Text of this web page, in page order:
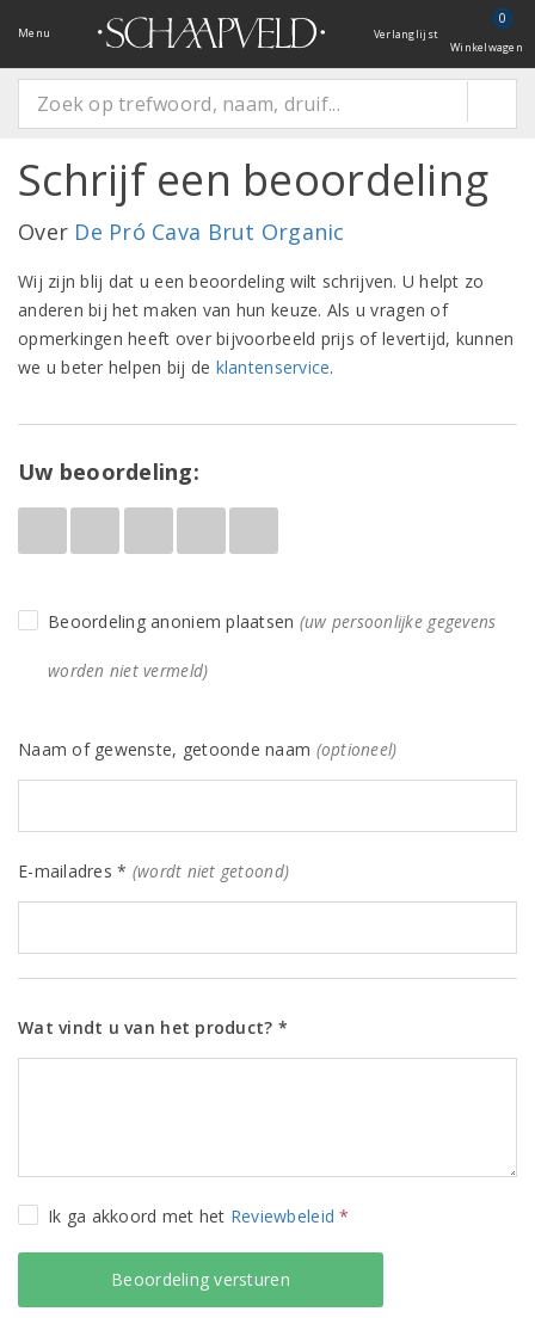
Menu Verlanglijst
0
Winkelwagen
Schrijf een beoordeling
Over De Pró Cava Brut Organic
Wij zijn blij dat u een beoordeling wilt schrijven. U helpt zo
anderen bij het maken van hun keuze. Als u vragen of
opmerkingen heeft over bijvoorbeeld prijs of levertijd, kunnen
we u beter helpen bij de klantenservice.
Uw beoordeling:
Beoordeling anoniem plaatsen (uw persoonlijke gegevens
worden niet vermeld)
Naam of gewenste, getoonde naam (optioneel)
E-mailadres * (wordt niet getoond)
Wat vindt u van het product? *
Ik ga akkoord met het Reviewbeleid *